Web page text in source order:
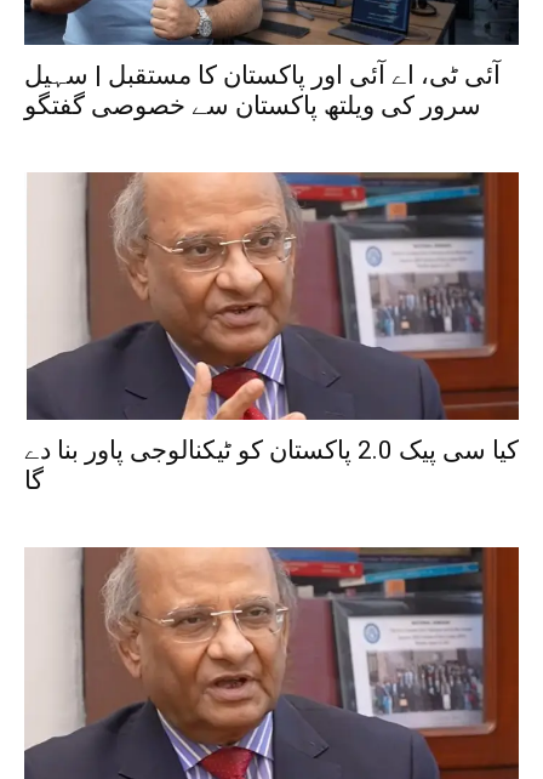
آئی ٹی، اے آئی اور پاکستان کا مستقبل | سہیل
سرور کی ویلتھ پاکستان سے خصوصی گفتگو
کیا سی پیک 2.0 پاکستان کو ٹیکنالوجی پاور بنا دے
گا